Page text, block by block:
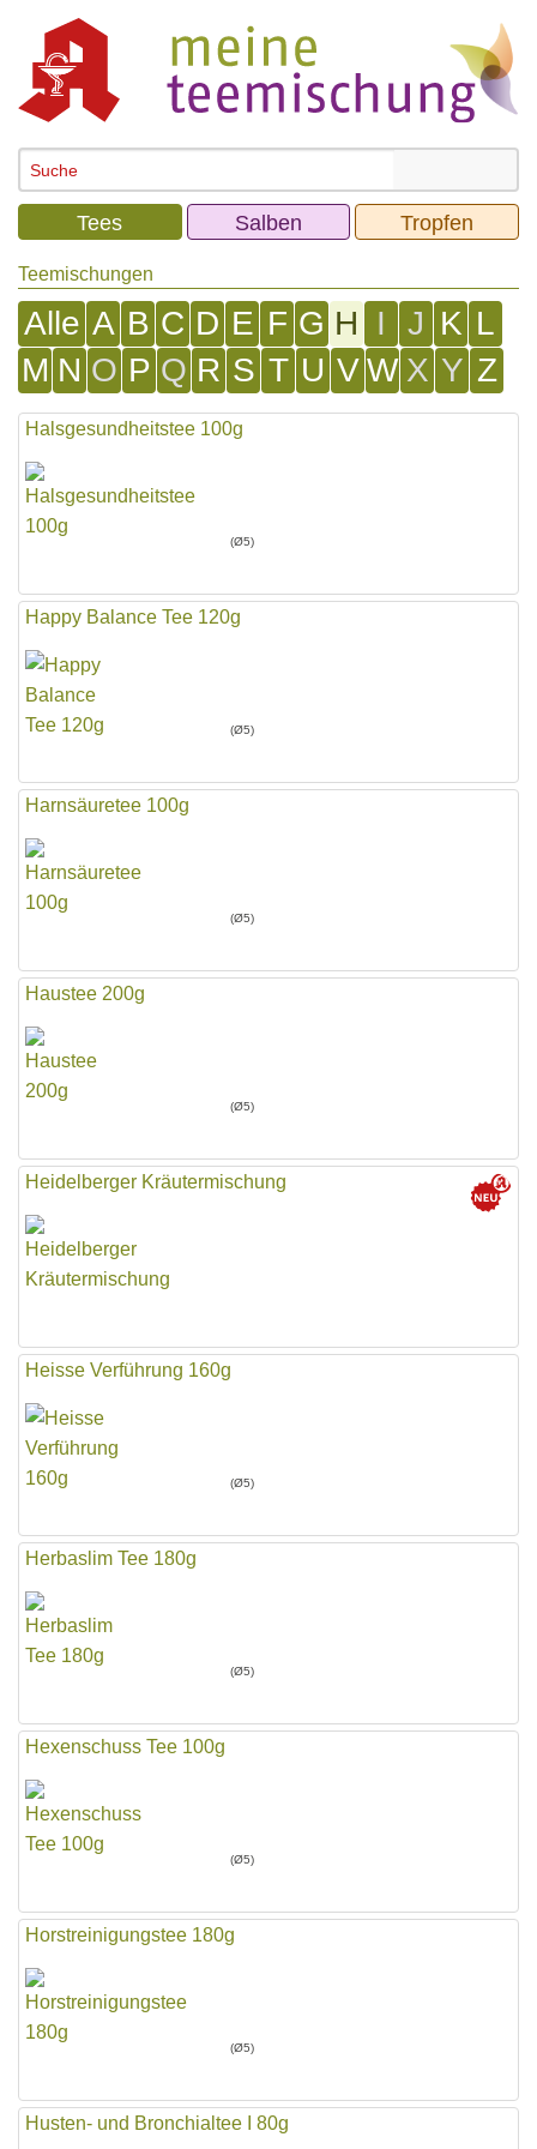
Tees Salben Tropfen
Teemischungen
Alle A B C D E F G H I J K L
M N O P Q R S T U V W X Y Z
Halsgesundheitstee 100g
(Ø5)
Happy Balance Tee 120g
(Ø5)
Harnsäuretee 100g
(Ø5)
Haustee 200g
(Ø5)
Heidelberger Kräutermischung
Heisse Verführung 160g
(Ø5)
Herbaslim Tee 180g
(Ø5)
Hexenschuss Tee 100g
(Ø5)
Horstreinigungstee 180g
(Ø5)
Husten- und Bronchialtee I 80g